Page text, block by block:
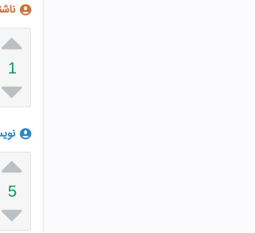

1


5
